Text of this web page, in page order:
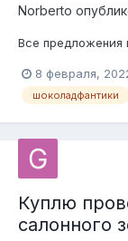
Norberto
Все предложения
8 февраля,
шоколадфантики
Куплю
салонного